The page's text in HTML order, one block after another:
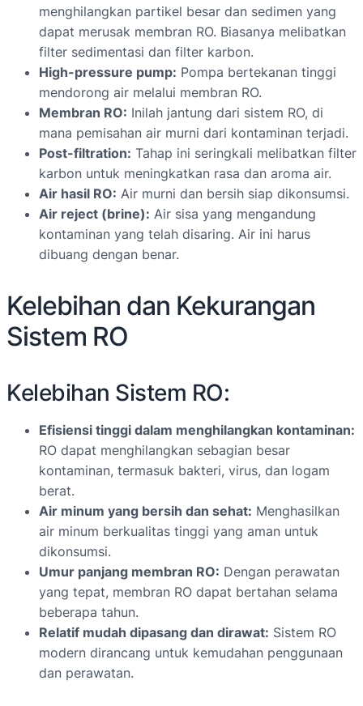
menghilangkan partikel besar dan sedimen yang
dapat merusak membran RO. Biasanya melibatkan
filter sedimentasi dan filter karbon.
High-pressure pump: Pompa bertekanan tinggi
mendorong air melalui membran RO.
Membran RO: Inilah jantung dari sistem RO, di
mana pemisahan air murni dari kontaminan terjadi.
Post-filtration: Tahap ini seringkali melibatkan filter
karbon untuk meningkatkan rasa dan aroma air.
Air hasil RO: Air murni dan bersih siap dikonsumsi.
Air reject (brine): Air sisa yang mengandung
kontaminan yang telah disaring. Air ini harus
dibuang dengan benar.
Kelebihan dan Kekurangan
Sistem RO
Kelebihan Sistem RO:
Efisiensi tinggi dalam menghilangkan kontaminan:
RO dapat menghilangkan sebagian besar
kontaminan, termasuk bakteri, virus, dan logam
berat.
Air minum yang bersih dan sehat: Menghasilkan
air minum berkualitas tinggi yang aman untuk
dikonsumsi.
Umur panjang membran RO: Dengan perawatan
yang tepat, membran RO dapat bertahan selama
beberapa tahun.
Relatif mudah dipasang dan dirawat: Sistem RO
modern dirancang untuk kemudahan penggunaan
dan perawatan.